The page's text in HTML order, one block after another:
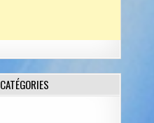
CATÉGORIES